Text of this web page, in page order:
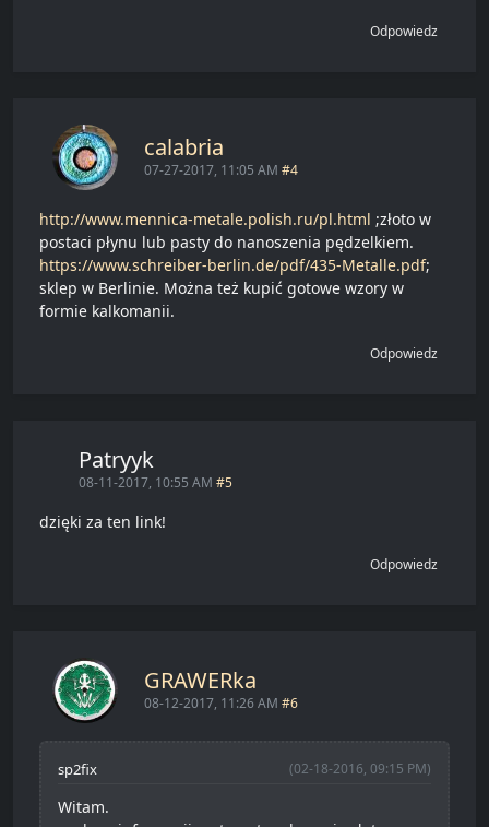
Odpowiedz
calabria
07-27-2017, 11:05 AM #4
http://www.mennica-metale.polish.ru/pl.html ;złoto w
postaci płynu lub pasty do nanoszenia pędzelkiem.
https://www.schreiber-berlin.de/pdf/435-Metalle.pdf;
sklep w Berlinie. Można też kupić gotowe wzory w
formie kalkomanii.
Odpowiedz
Patryyk
08-11-2017, 10:55 AM #5
dzięki za ten link!
Odpowiedz
GRAWERka
08-12-2017, 11:26 AM #6
(02-18-2016, 09:15 PM)
sp2fix
Witam.